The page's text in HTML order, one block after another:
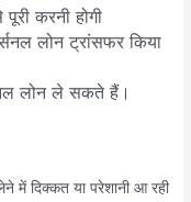
करनी होगी
लोन ट्रांसफर किया
लोन ले सकते हैं।
में दिक्कत या परेशानी आ रही